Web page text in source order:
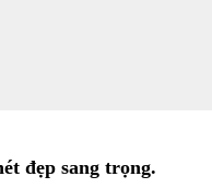
đẹp sang trọng.